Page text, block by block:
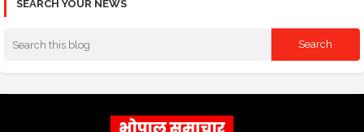
SEARCH YOUR NEWS